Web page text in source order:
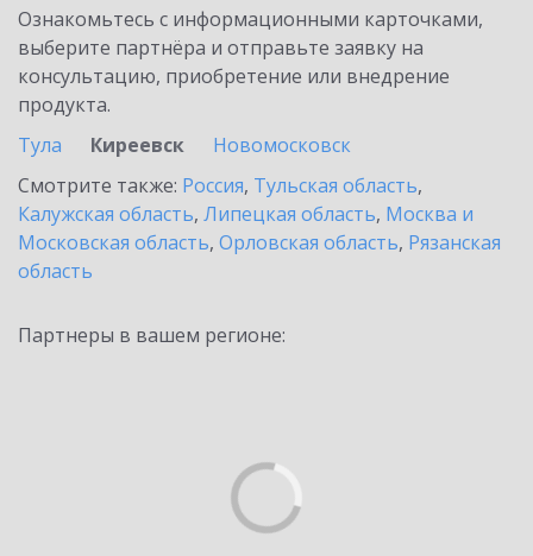
Ознакомьтесь с информационными карточками,
выберите партнёра и отправьте заявку на
консультацию, приобретение или внедрение
продукта.
Тула
Киреевск
Новомосковск
Смотрите также: Россия, Тульская область,
Калужская область, Липецкая область, Москва и
Московская область, Орловская область, Рязанская
область
Партнеры в вашем регионе: